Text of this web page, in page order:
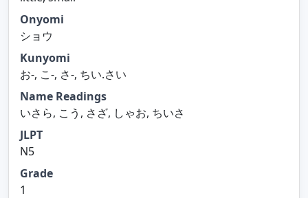
Onyomi
ショウ
Kunyomi
お-, こ-, さ-, ちい.さい
Name Readings
いさら, こう, さざ, しゃお, ちいさ
JLPT
N5
Grade
1